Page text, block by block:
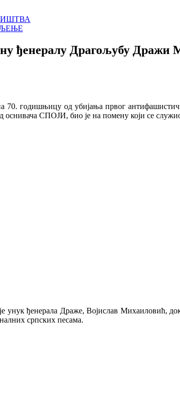
ђенералу Драгољубу Дражи
70. годишњицу одубијања првог
оснивача СПОЈИ, био је на помену који се
унук ђенерала Драже, Војислав Михаиловић,
српских песама.